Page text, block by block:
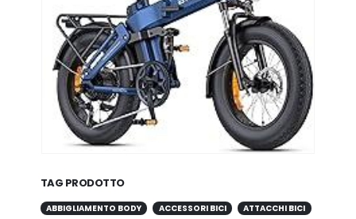
TAG PRODOTTO
ABBIGLIAMENTO BODY ACCESSORI BICI
ATTACCHI BICI